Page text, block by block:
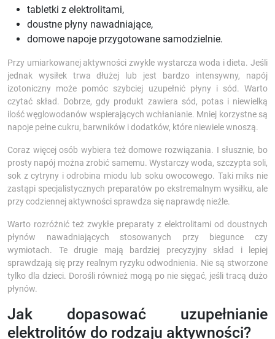
tabletki z elektrolitami,
doustne płyny nawadniające,
domowe napoje przygotowane samodzielnie.
Przy umiarkowanej aktywności zwykle wystarcza woda i dieta. Jeśli
jednak wysiłek trwa dłużej lub jest bardzo intensywny, napój
izotoniczny może pomóc szybciej uzupełnić płyny i sód. Warto
czytać skład. Dobrze, gdy produkt zawiera sód, potas i niewielką
ilość węglowodanów wspierających wchłanianie. Mniej korzystne są
napoje pełne cukru, barwników i dodatków, które niewiele wnoszą.
Coraz więcej osób wybiera też domowe rozwiązania. I słusznie, bo
prosty napój można zrobić samemu. Wystarczy woda, szczypta soli,
sok z cytryny i odrobina miodu lub soku owocowego. Taki miks nie
zastąpi specjalistycznych preparatów po ekstremalnym wysiłku, ale
przy codziennej aktywności sprawdza się naprawdę nieźle.
Warto rozróżnić też zwykłe preparaty z elektrolitami od doustnych
płynów nawadniających stosowanych przy biegunce czy
wymiotach. Te drugie mają bardziej precyzyjny skład i lepiej
sprawdzają się przy realnym ryzyku odwodnienia. Nie są stworzone
tylko dla dzieci. Dorośli również mogą po nie sięgać, jeśli tracą dużo
płynów.
Jak dopasować uzupełnianie
elektrolitów do rodzaju aktywności?